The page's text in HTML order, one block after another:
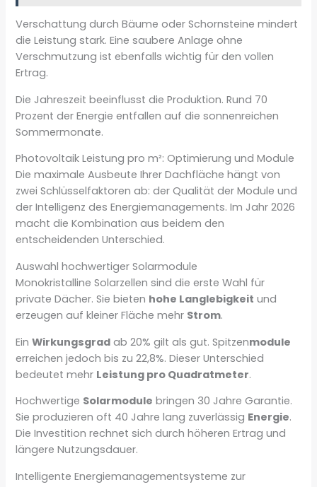
Verschattung durch Bäume oder Schornsteine mindert
die Leistung stark. Eine saubere Anlage ohne
Verschmutzung ist ebenfalls wichtig für den vollen
Ertrag.
Die Jahreszeit beeinflusst die Produktion. Rund 70
Prozent der Energie entfallen auf die sonnenreichen
Sommermonate.
Photovoltaik Leistung pro m²: Optimierung und Module
Die maximale Ausbeute Ihrer Dachfläche hängt von
zwei Schlüsselfaktoren ab: der Qualität der Module und
der Intelligenz des Energiemanagements. Im Jahr 2026
macht die Kombination aus beidem den
entscheidenden Unterschied.
Auswahl hochwertiger Solarmodule
Monokristalline Solarzellen sind die erste Wahl für
private Dächer. Sie bieten hohe Langlebigkeit und
erzeugen auf kleiner Fläche mehr Strom.
EinWirkungsgrad ab 20% gilt als gut. Spitzenmodule
erreichen jedoch bis zu 22,8%. Dieser Unterschied
bedeutet mehr Leistung pro Quadratmeter.
Hochwertige Solarmodule bringen 30 Jahre Garantie.
Sie produzieren oft 40 Jahre lang zuverlässig Energie.
Die Investition rechnet sich durch höheren Ertrag und
längere Nutzungsdauer.
Intelligente Energiemanagementsysteme zur